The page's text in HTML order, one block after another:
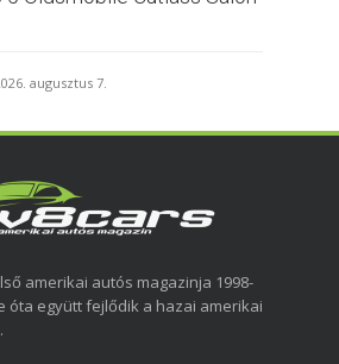
augusztus 7.
amerikai autós magazinja 1998-
óta együtt fejlődik a hazai amerikai